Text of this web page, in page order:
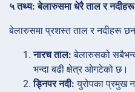
५ तथ्य: बेलारुसमा धेरै ताल र
बेलारुसमा प्रशस्त ताल र नदीहरू
नारच ताल: बेलारुसको
भन्दा बढी क्षेत्र ओगटेको छ।
ड्निपर नदी: युरोपका प्रमुख